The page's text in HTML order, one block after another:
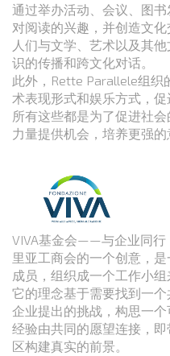
通过举办活动、会议、图
对阅读的兴趣，并创造文
人们与文学、艺术以及其
识的传播和跨文化对话。
此外，Rette Parallele组织
术表现形式和娱乐方式，促
所有这些都是为了促进社
力量提供机会，培养更强的
VIVA基金会——与企业同
里亚工商会的一个创意，
成员，组织成一个工作小组
它的理念基于需要找到一
企业提出的挑战，构思一
经验由共同的愿望连接，
区构建真实的前景。